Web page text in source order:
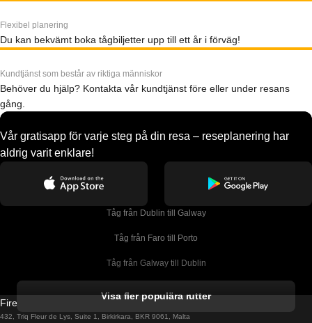
Flexibel planering
Du kan bekvämt boka tågbiljetter upp till ett år i förväg!
Kundtjänst som består av riktiga människor
Behöver du hjälp? Kontakta vår kundtjänst före eller under resans
gång.
Vår gratisapp för varje steg på din resa – reseplanering har
aldrig varit enklare!
Tåg från Dublin till Galway
Tåg från Faro till Porto
Tåg från Galway till Dublin
Tåg från Porto till Faro
Visa fler populära rutter
Firebird GT Limited (OC 1451)
432, Triq Fleur de Lys, Suite 1, Birkirkara, BKR 9061, Malta